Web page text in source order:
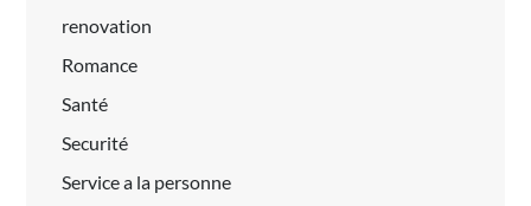
renovation
Romance
Santé
Securité
Service a la personne